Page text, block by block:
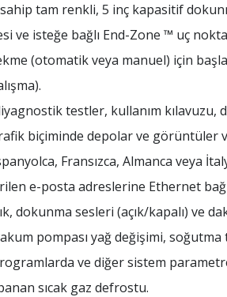
tam renkli, 5 inç kapasitif
ve isteğe bağlı End-Zone ™ uç
(otomatik veya manuel) için
testler, kullanım
biçiminde depolar ve görüntüler
Fransızca, Almanca veya
e-posta adreslerine Ethernet
dokunma sesleri (açık/kapalı) ve
pompası yağ değişimi,
ve diğer sistem
sıcak gaz defrostu.